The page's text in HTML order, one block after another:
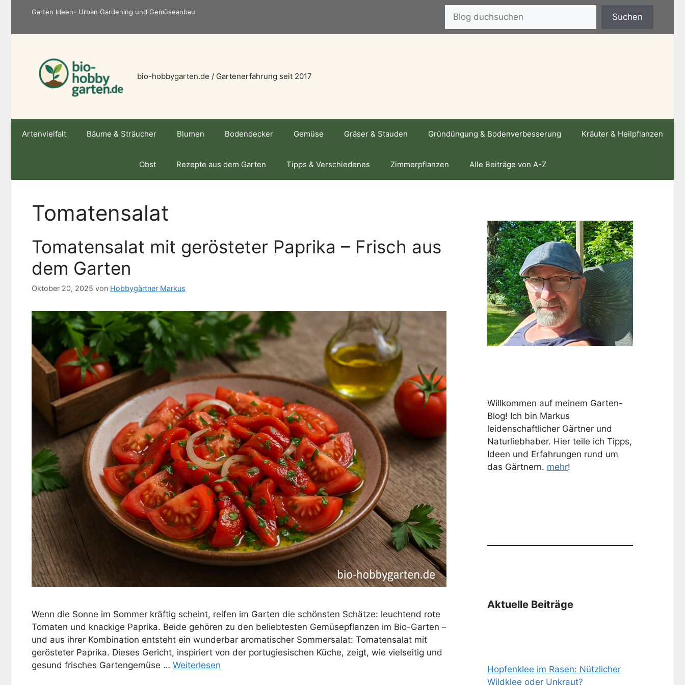
Garten Ideen- Urban Gardening und Gemüseanbau Suchen
bio-hobbygarten.de / Gartenerfahrung seit 2017
Artenvielfalt Bäume & Sträucher Blumen Bodendecker Gemüse Gräser & Stauden Gründüngung & Bodenverbesserung Kräuter & Heilpflanzen
Obst Rezepte aus dem Garten Tipps & Verschiedenes Zimmerpflanzen Alle Beiträge von A-Z
Tomatensalat
Tomatensalat mit gerösteter Paprika – Frisch aus
dem Garten
Oktober 20, 2025 von Hobbygärtner Markus
Wenn die Sonne im Sommer kräftig scheint, reifen im Garten die schönsten Schätze: leuchtend rote
Tomaten und knackige Paprika. Beide gehören zu den beliebtesten Gemüsepflanzen im Bio-Garten –
und aus ihrer Kombination entsteht ein wunderbar aromatischer Sommersalat: Tomatensalat mit
gerösteter Paprika. Dieses Gericht, inspiriert von der portugiesischen Küche, zeigt, wie vielseitig und
gesund frisches Gartengemüse … Weiterlesen
Willkommen auf meinem Garten-
Blog! Ich bin Markus
leidenschaftlicher Gärtner und
Naturliebhaber. Hier teile ich Tipps,
Ideen und Erfahrungen rund um
das Gärtnern. mehr!
Aktuelle Beiträge
Hopfenklee im Rasen: Nützlicher
Wildklee oder Unkraut?